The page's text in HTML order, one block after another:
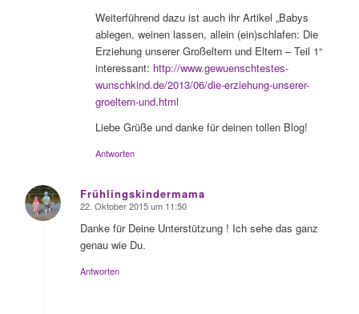
Weiterführend dazu ist auch ihr Artikel „Babys
ablegen, weinen lassen, allein (ein)schlafen: Die
Erziehung unserer Großeltern und Eltern – Teil 1“
interessant: http://www.gewuenschtestes-
wunschkind.de/2013/06/die-erziehung-unserer-
groeltern-und.html
Liebe Grüße und danke für deinen tollen Blog!
Antworten
Frühlingskindermama
sagte:
22. Oktober 2015 um 11:50
Danke für Deine Unterstützung ! Ich sehe das ganz
genau wie Du.
Antworten